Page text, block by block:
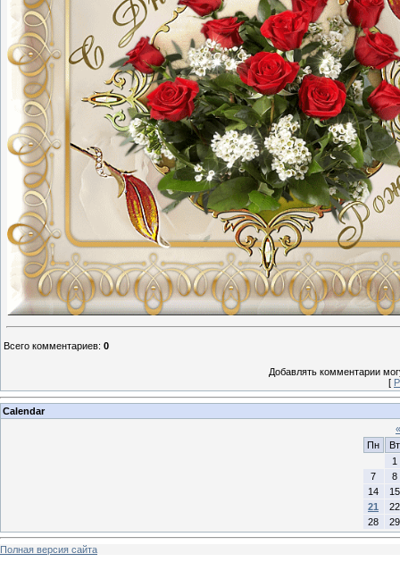
Всего комментариев: 0
Добавлять комментарии
[
Calendar
«
Пн
Вт
1
7
8
14
15
21
22
28
29
Полная версия сайта